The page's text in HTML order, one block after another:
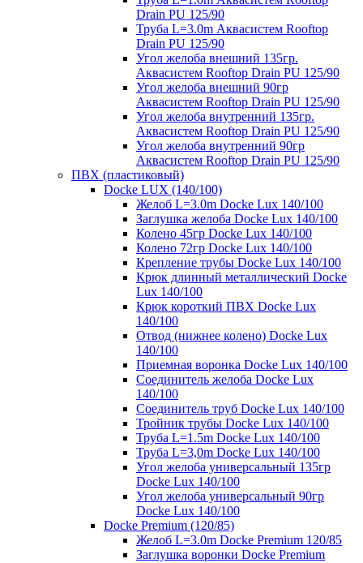
Drain PU 125/90
Труба L=3.0m Аквасистем Rooftop
Drain PU 125/90
Угол желоба внешний 135гр.
Аквасистем Rooftop Drain PU 125/90
Угол желоба внешний 90гр
Аквасистем Rooftop Drain PU 125/90
Угол желоба внутренний 135гр.
Аквасистем Rooftop Drain PU 125/90
Угол желоба внутренний 90гр
Аквасистем Rooftop Drain PU 125/90
ПВХ (пластиковый)
Docke LUX (140/100)
Желоб L=3.0m Docke Lux 140/100
Заглушка желоба Docke Lux 140/100
Колено 45гр Docke Lux 140/100
Колено 72гр Docke Lux 140/100
Крепление трубы Docke Lux 140/100
Крюк длинный металлический Docke
Lux 140/100
Крюк короткий ПВХ Docke Lux
140/100
Отвод (нижнее колено) Docke Lux
140/100
Приемная воронка Docke Lux 140/100
Соединитель желоба Docke Lux
140/100
Соединитель труб Docke Lux 140/100
Тройник трубы Docke Lux 140/100
Труба L=1.5m Docke Lux 140/100
Труба L=3,0m Docke Lux 140/100
Угол желоба универсальный 135гр
Docke Lux 140/100
Угол желоба универсальный 90гр
Docke Lux 140/100
Docke Premium (120/85)
Желоб L=3.0m Docke Premium 120/85
Заглушка воронки Docke Premium